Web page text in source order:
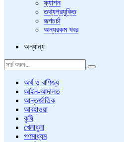
ফ্যাশন
তথ্যপ্রযুক্তি
রূপচর্চা
অন্যরকম খবর
অন্যান্য
অর্থ ও বাণিজ্য
আইন-আদালত
আন্তর্জাতিক
আবহাওয়া
কৃষি
খেলাধুলা
গণমাধ্যম